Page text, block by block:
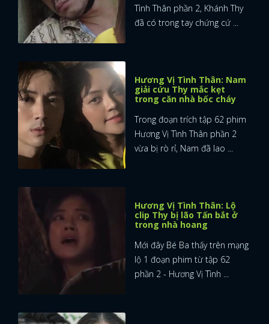
Tình Thân phần 2, Khánh Thy
đã có trong tay chứng cứ ...
Hương Vị Tình Thân: Nam
giải cứu Thy mắc kẹt
trong căn nhà bốc cháy
Trong đoạn trích tập 62 phim
Hương Vị Tình Thân phần 2
vừa bị rò rỉ, Nam đã lao ...
Hương Vị Tình Thân: Lộ
clip Thy bị lão Tấn bắt ở
trong nhà hoang
Mới đây Bé Ba thấy trên mạng
lộ 1 đoạn phim từ tập 62
phần 2 - Hương Vị Tình ...